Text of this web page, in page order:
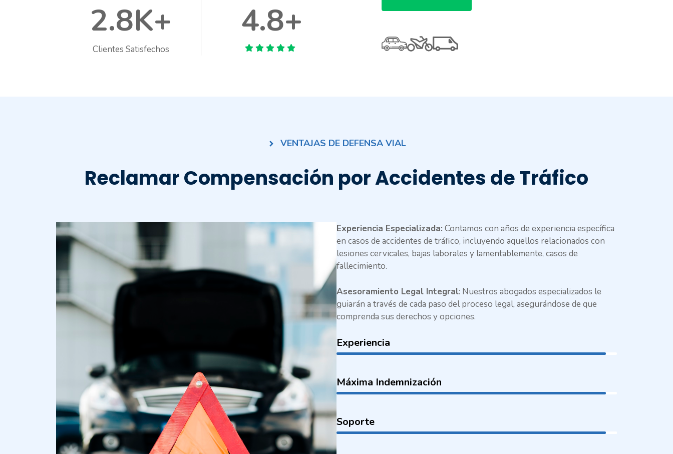
2.8K+
Clientes Satisfechos
4.8+
VENTAJAS DE DEFENSA VIAL
Reclamar Compensación por Accidentes de Tráfico
Experiencia Especializada: Contamos con años de experiencia específica
en casos de accidentes de tráfico, incluyendo aquellos relacionados con
lesiones cervicales, bajas laborales y lamentablemente, casos de
fallecimiento.
Asesoramiento Legal Integral: Nuestros abogados especializados le
guiarán a través de cada paso del proceso legal, asegurándose de que
comprenda sus derechos y opciones.
Experiencia
Máxima Indemnización
Soporte